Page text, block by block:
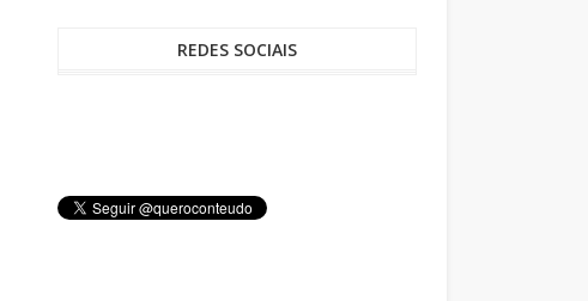
REDES SOCIAIS